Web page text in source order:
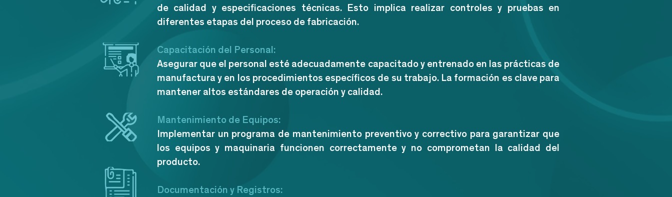
de calidad y especificaciones técnicas. Esto implica realizar controles y pruebas en
diferentes etapas del proceso de fabricación.
Capacitación del Personal:
Asegurar que el personal esté adecuadamente capacitado y entrenado en las prácticas de
manufactura y en los procedimientos específicos de su trabajo. La formación es clave para
mantener altos estándares de operación y calidad.
Mantenimiento de Equipos:
Implementar un programa de mantenimiento preventivo y correctivo para garantizar que
los equipos y maquinaria funcionen correctamente y no comprometan la calidad del
producto.
Documentación y Registros: